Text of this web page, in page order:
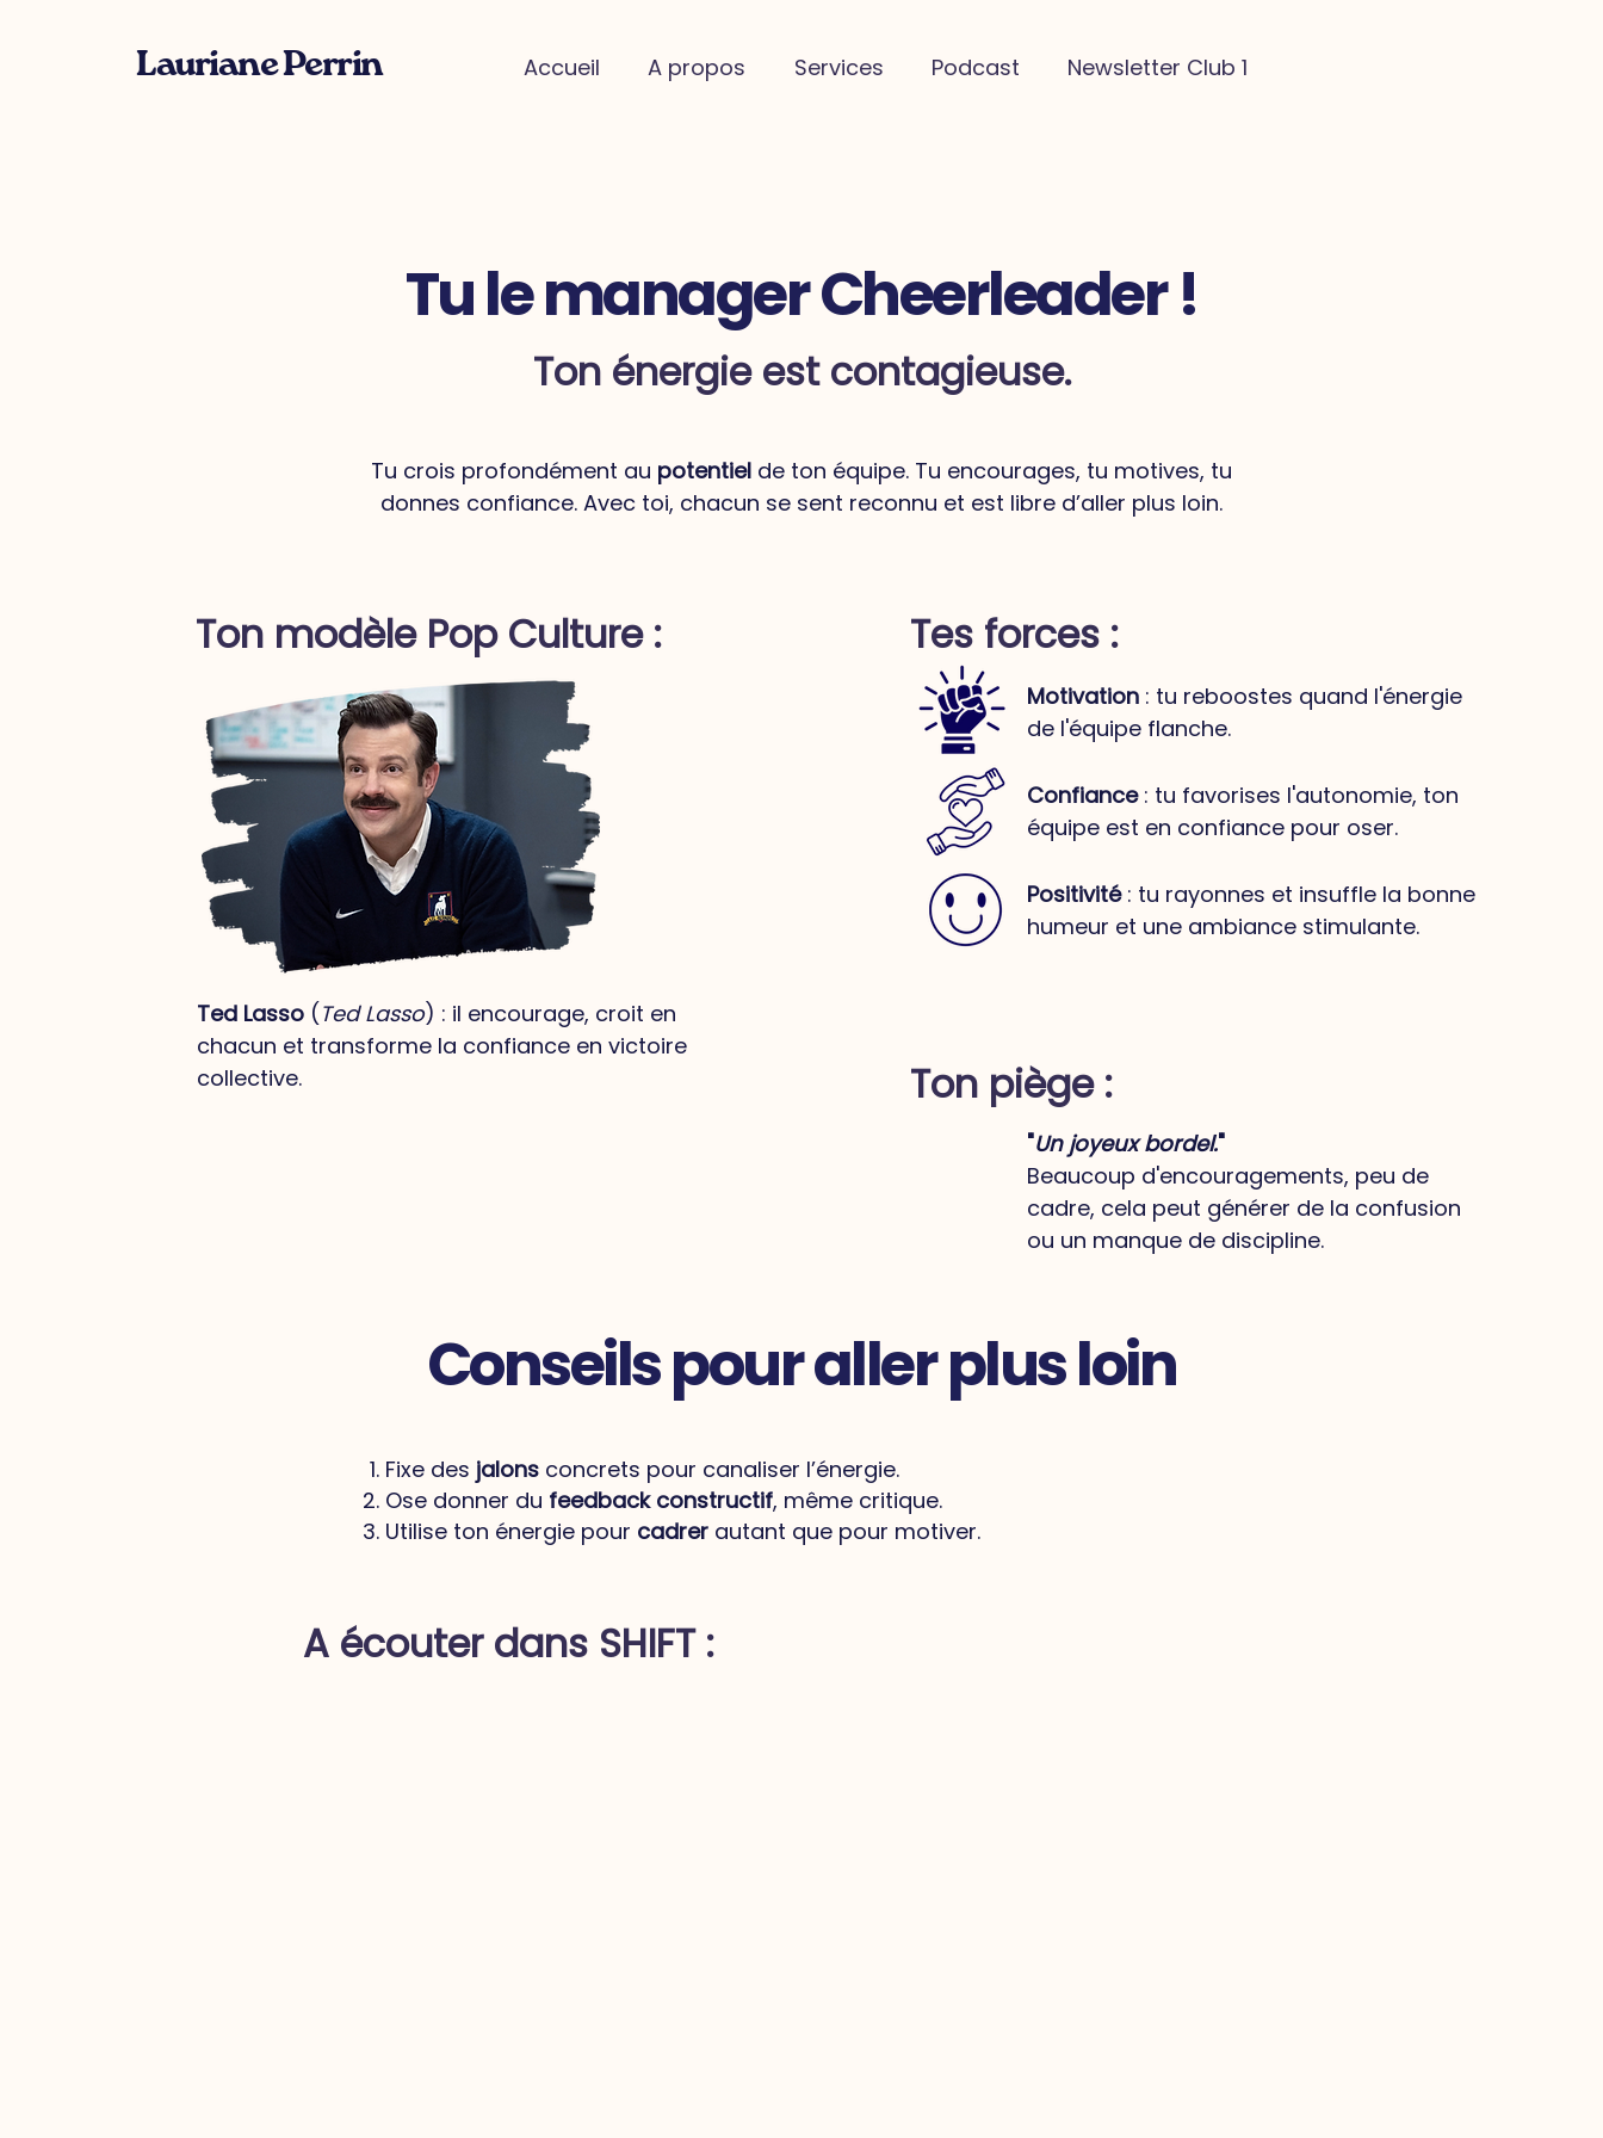
Lauriane Perrin Accueil A propos Services Podcast Newsletter Club 1
Tu le manager Cheerleader !
Ton énergie est contagieuse.
Tu crois profondément au potentiel de ton équipe. Tu encourages, tu motives, tu
donnes confiance. Avec toi, chacun se sent reconnu et est libre d’aller plus loin.
Ton modèle Pop Culture :
Ted Lasso (Ted Lasso) : il encourage, croit en
chacun et transforme la confiance en victoire
collective.
Tes forces :
Motivation : tu reboostes quand l'énergie
de l'équipe flanche.
Confiance : tu favorises l'autonomie, ton
équipe est en confiance pour oser.
Positivité : tu rayonnes et insuffle la bonne
humeur et une ambiance stimulante.
Ton piège :
"Un joyeux bordel."
Beaucoup d'encouragements, peu de
cadre, cela peut générer de la confusion
ou un manque de discipline.
Conseils pour aller plus loin
Fixe des jalons concrets pour canaliser l’énergie.
Ose donner du feedback constructif, même critique.
Utilise ton énergie pour cadrer autant que pour motiver.
A écouter dans SHIFT :